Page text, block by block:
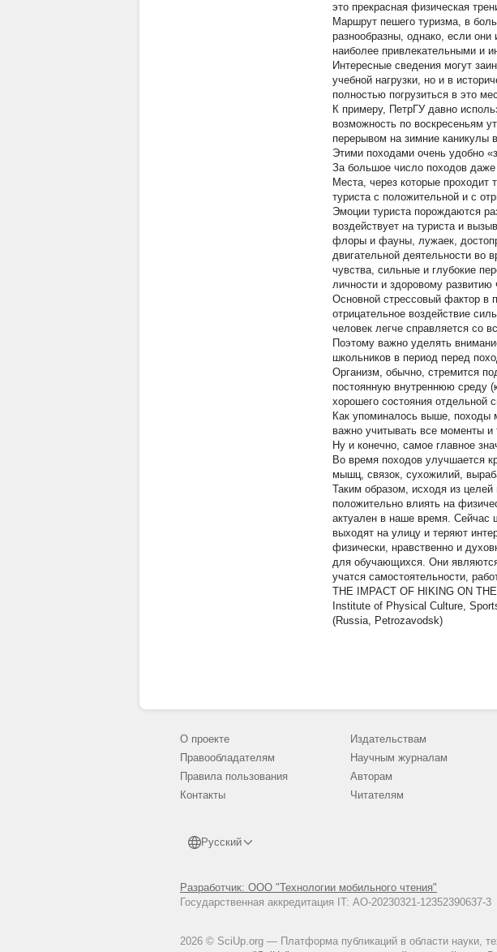
это прекрасная физическая
Маршрут пешего туризма, в
разнообразны, однако, если
наиболее привлекательными и
Интересные сведения могут
учебной нагрузки, но и в
полностью погрузиться в это
К примеру, ПетрГУ давно
возможность по воскресеньям
перерывом на зимние каникулы
Этими походами очень удобно
За большое число походов даже
Места, через которые
туриста с положительной и с
Эмоции туриста порождаются
воздействует на туриста и
флоры и фауны, лужаек,
двигательной деятельности во
чувства, сильные и глубокие
личности и здоровому развитию
Основной стрессовый фактор в
отрицательное воздействие
человек легче справляется со
Поэтому важно уделять
школьников в период перед
Организм, обычно, стремится
постоянную внутреннюю среду
хорошего состояния отдельной
Как упоминалось выше, походы
важно учитывать все моменты
Ну и конечно, самое главное
Во время походов улучшается
мышц, связок, сухожилий,
Таким образом, исходя из целей
положительно влиять на
актуален в наше время. Сейчас
выходят на улицу и теряют
физически, нравственно и
для обучающихся. Они
учатся самостоятельности,
THE IMPACT OF HIKING ON
Institute of Physical Culture,
(Russia, Petrozavodsk)
О проекте
Правообладателям
Правила пользования
Контакты
Русский
Разработчик: ООО "Технологии мобильного чтения"
Государственная аккредитация IT: АО-20230321-
2026 © SciUp.org — Платформа публикаций в области науки,
Издательствам
Научным журналам
Авторам
Читателям